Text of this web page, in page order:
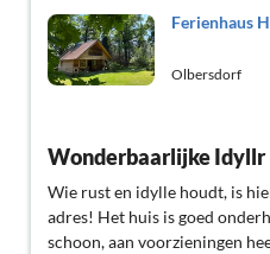
Ferienhaus
Olbersdorf
Wonderbaarlijke Idyllr
Wie rust en idylle houdt, is
adres! Het huis is goed
schoon, aan voorzieningen